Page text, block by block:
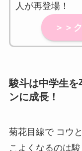
人が再登場！
＞＞
駿斗は中学生を
ンに成長！
菊花目線で コウ
こよくなるのは